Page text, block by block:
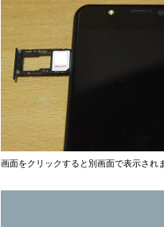
画面をクリックすると別画面で表示され